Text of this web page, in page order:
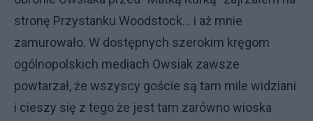
stronę Przystanku Woodstock... i aż mnie
zamurowało. W dostępnych szerokim kręgom
ogólnopolskich mediach Owsiak zawsze
powtarzał, że wszyscy goście są tam mile widziani
i cieszy się z tego że jest tam zarówno wioska